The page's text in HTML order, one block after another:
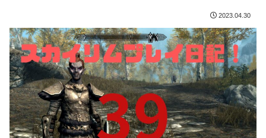
2023.04.30